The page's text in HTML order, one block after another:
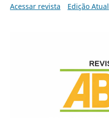
Acessar revista Edição Atual